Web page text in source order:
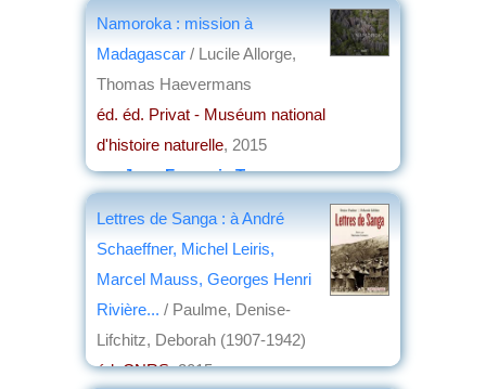
Namoroka : mission à
Madagascar / Lucile Allorge,
Thomas Haevermans
éd. éd. Privat - Muséum national
d'histoire naturelle, 2015
parJean-François Turenne
Lettres de Sanga : à André
Schaeffner, Michel Leiris,
Marcel Mauss, Georges Henri
Rivière... / Paulme, Denise-
Lifchitz, Deborah (1907-1942)
éd. CNRS, 2015